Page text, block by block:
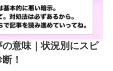
の意味｜状況別にスピ
！